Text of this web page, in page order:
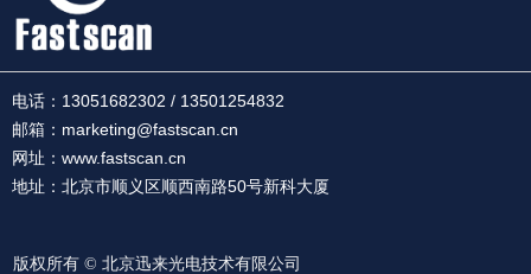
版权所有 © 北京迅来光电技术有限公司
电话： 13051682302 / 13501254832
邮箱：marketing@fastscan.cn
网址：www.fastscan.cn
地址：北京市顺义区顺西南路50号新科大厦